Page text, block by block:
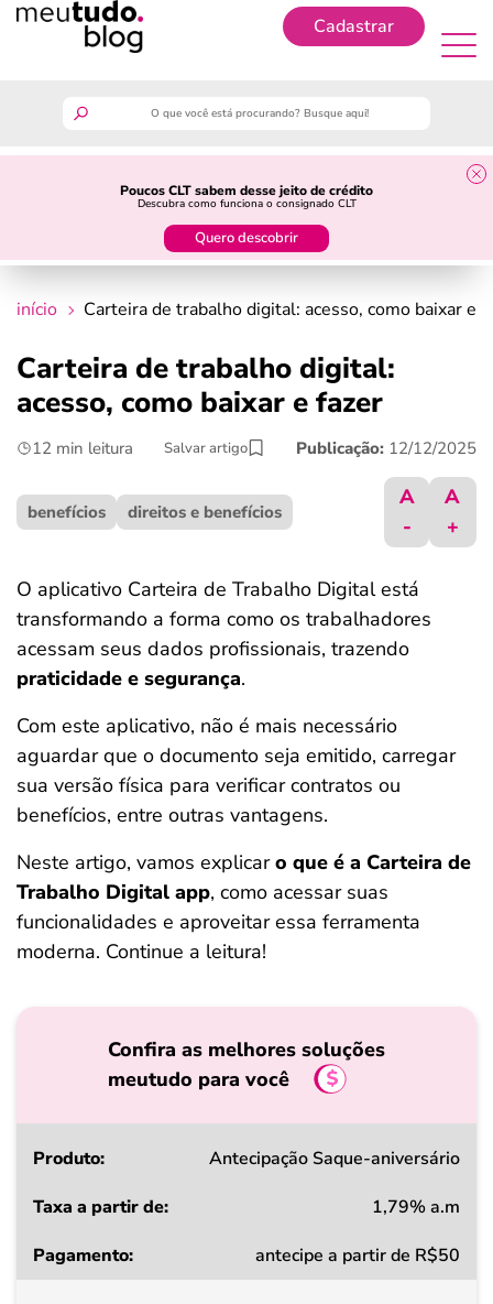
Cadastrar
Poucos CLT sabem desse jeito de crédito
Descubra como funciona o consignado CLT
Quero descobrir
guia do trabalhador
crédito fácil
últimas notícias
ferramentas
início Carteira de trabalho digital: acesso, como baixar e
Carteira de trabalho digital:
acesso, como baixar e fazer
12 min leitura Salvar artigo Publicação: 12/12/2025
benefícios direitos e benefícios
A
-
A
+
O aplicativo Carteira de Trabalho Digital está
transformando a forma como os trabalhadores
acessam seus dados profissionais, trazendo
praticidade e segurança.
Com este aplicativo, não é mais necessário
aguardar que o documento seja emitido, carregar
sua versão física para verificar contratos ou
benefícios, entre outras vantagens.
Neste artigo, vamos explicaro que é a Carteira de
Trabalho Digital app, como acessar suas
funcionalidades e aproveitar essa ferramenta
moderna. Continue a leitura!
Confira as melhores soluções
meutudo para você
Produto
a
Antecipação Saque-aniversário
1,79% a.m
antecipe a partir de R$50